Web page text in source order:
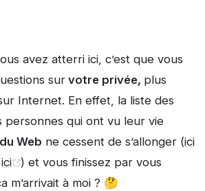
avez atterri ici, c’est que vous
sur votre privée, plus
Internet. En effet, la liste des
personnes qui ont vu leur vie
Web ne cessent de s’allonger (ici
ici
) et vous finissez par vous
m’arrivait à moi ? 🤔